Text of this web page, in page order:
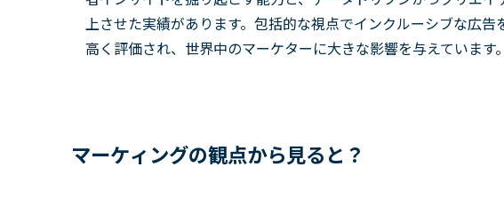
上させた実績があります。包括的な視点でインクルーシブな広
高く評価され、世界中のマーケターに大きな影響を与えています。
マーケィングの観点から見ると？